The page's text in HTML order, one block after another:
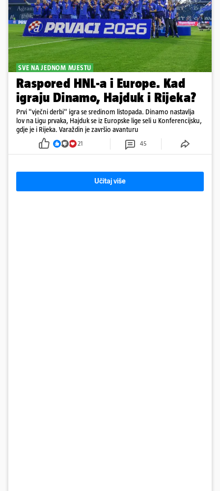
SVE NA JEDNOM MJESTU
Raspored HNL-a i Europe. Kad
igraju Dinamo, Hajduk i Rijeka?
Prvi "vječni derbi" igra se sredinom listopada. Dinamo nastavlja
lov na Ligu prvaka, Hajduk se iz Europske lige seli u Konferencijsku,
gdje je i Rijeka. Varaždin je završio avanturu
21 45
Učitaj više